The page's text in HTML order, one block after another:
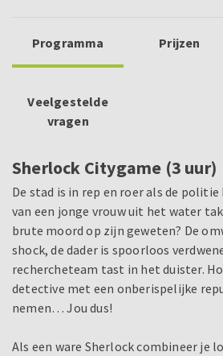
Programma Prijzen
Veelgestelde
vragen
Sherlock Citygame (3 uur)
De stad is in rep en roer als de
van een jonge vrouw uit het water
brute moord op zijn geweten? De
shock, de dader is spoorloos
rechercheteam tast in het duister.
detective met een onberispelijke
nemen… Jou dus!
Als een ware Sherlock combineer je